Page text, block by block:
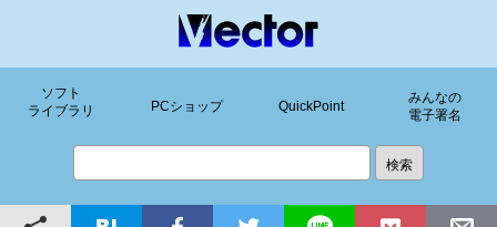
ソフト
ライブラリ
PCショップ QuickPoint
みんなの
電子署名